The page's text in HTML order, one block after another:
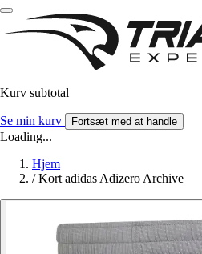
Kurv subtotal
Se min kurv Fortsæt med at handle
Loading...
Hjem
/ Kort adidas Adizero Archive